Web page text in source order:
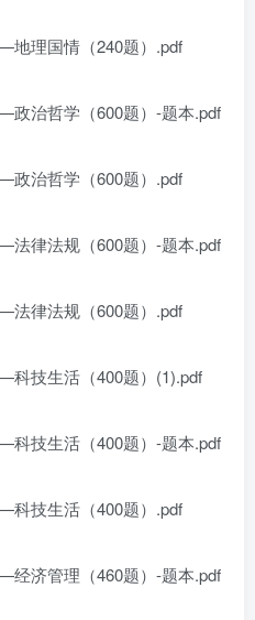
地理国情（240题）.pdf
政治哲学（600题）-题本.pdf
政治哲学（600题）.pdf
法律法规（600题）-题本.pdf
法律法规（600题）.pdf
科技生活（400题）(1).pdf
科技生活（400题）-题本.pdf
科技生活（400题）.pdf
经济管理（460题）-题本.pdf